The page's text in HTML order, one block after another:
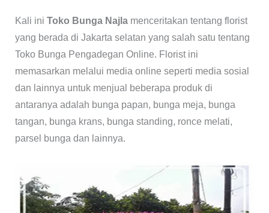
Kali ini Toko Bunga Najlamenceritakan tentang florist
yang berada di Jakarta selatan yang salah satu tentang
Toko Bunga Pengadegan Online. Florist ini
memasarkan melalui media online seperti media sosial
dan lainnya untuk menjual beberapa produk di
antaranya adalah bunga papan, bunga meja, bunga
tangan, bunga krans, bunga standing, ronce melati,
parsel bunga dan lainnya.